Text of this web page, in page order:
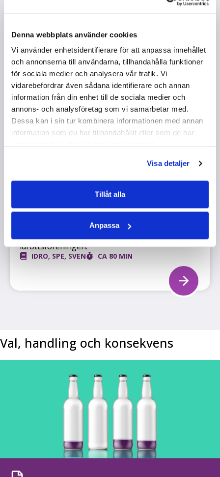
Denna webbplats använder cookies
Vi använder enhetsidentifierare för att anpassa innehållet
och annonserna till användarna, tillhandahålla funktioner
för sociala medier och analysera vår trafik. Vi
vidarebefordrar även sådana identifierare och annan
information från din enhet till de sociala medier och
annons- och analysföretag som vi samarbetar med.
Dessa kan i sin tur kombinera informationen med annan
information som du har tillhandahållit eller som de har
Visa detaljer
Tillåt alla
Anpassa
För många betyder orden självkänsla och
självförtroende liknande saker. Övningen syftar
till att belysa och ge kunskap om dessa begrepp.
IDRO ,SPE,SVEN 60 MIN, CA 80 MIN
fördel överföras till din idrottsförening. Antingen
kan du sprida och etablera den existerande
klasstilen eller så gör du om samma arbete som i
idrottsföreningen.
IDRO, SPE, SVEN CA 80 MIN
Val, handling och konsekvens